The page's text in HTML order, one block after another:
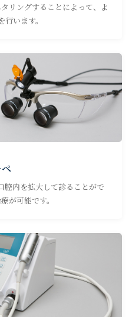
リングすることによって、よ
行います。
腔内を拡大して診ることがで
が可能です。